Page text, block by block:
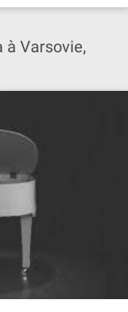
à Varsovie,